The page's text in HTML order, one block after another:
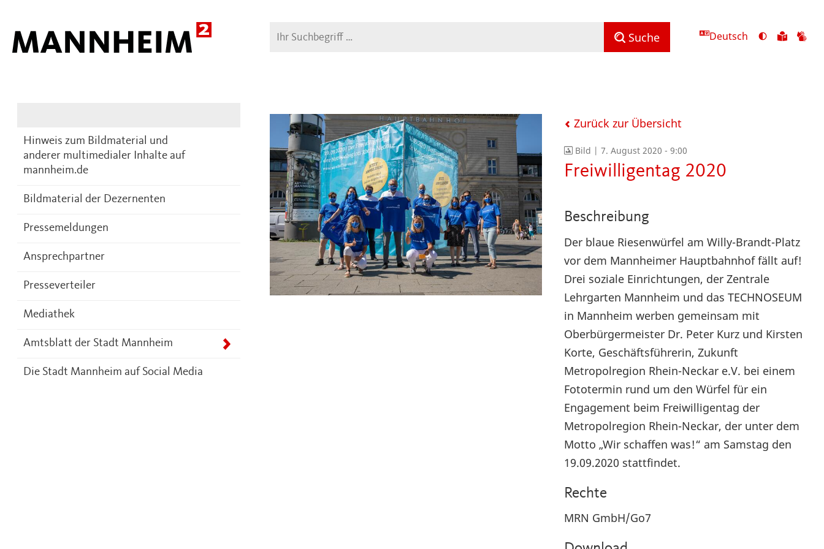
Suche Suche Deutsch
Ansicht
Zu
Hinweis zum Bildmaterial und
anderer multimedialer Inhalte auf
mannheim.de
Bildmaterial der Dezernenten
Pressemeldungen
Ansprechpartner
Presseverteiler
Mediathek
Amtsblatt der Stadt Mannheim
Die Stadt Mannheim auf Social Media
Zurück zur Übersicht
Bild |7. August 2020 - 9:00
Freiwilligentag 2020
Beschreibung
Der blaue Riesenwürfel am Willy-Brandt-Platz
vor dem Mannheimer Hauptbahnhof fällt auf!
Drei soziale Einrichtungen, der Zentrale
Lehrgarten Mannheim und das TECHNOSEUM
in Mannheim werben gemeinsam mit
Oberbürgermeister Dr. Peter Kurz und Kirsten
Korte, Geschäftsführerin, Zukunft
Metropolregion Rhein-Neckar e.V. bei einem
Fototermin rund um den Würfel für ein
Engagement beim Freiwilligentag der
Metropolregion Rhein-Neckar, der unter dem
Motto „Wir schaffen was!“ am Samstag den
19.09.2020 stattfindet.
Rechte
MRN GmbH/Go7